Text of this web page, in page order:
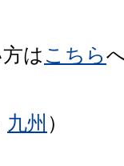
は こちら
九州 ）